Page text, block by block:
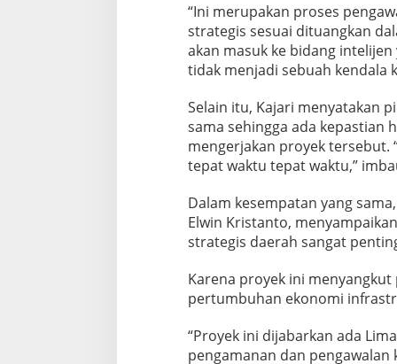
“Ini merupakan proses
strategis sesuai dituangkan
akan masuk ke bidang
tidak menjadi sebuah kendala
Selain itu, Kajari menyatakan
sama sehingga ada kepastian
mengerjakan proyek tersebut.
tepat waktu tepat waktu,”
Dalam kesempatan yang
Elwin Kristanto,
strategis daerah sangat
Karena proyek ini
pertumbuhan ekonomi
“Proyek ini dijabarkan ada
pengamanan dan